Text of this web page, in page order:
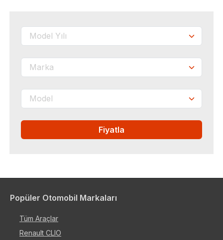
Fiyatla
Popüler Otomobil Markaları
Tüm Araçlar
Renault CLIO